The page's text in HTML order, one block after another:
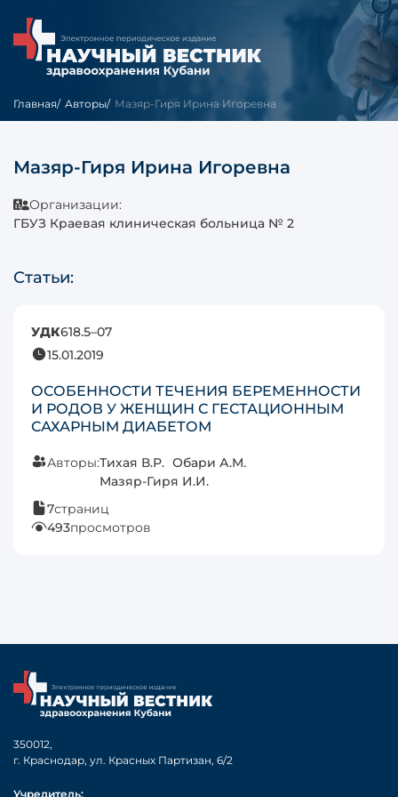
Главная Авторы Мазяр-Гиря Ирина Игоревна
Мазяр-Гиря Ирина Игоревна
Организации:
ГБУЗ Краевая клиническая больница № 2
Статьи:
УДК618.5–07
15.01.2019
ОСОБЕННОСТИ ТЕЧЕНИЯ БЕРЕМЕННОСТИ
И РОДОВ У ЖЕНЩИН С ГЕСТАЦИОННЫМ
САХАРНЫМ ДИАБЕТОМ
Авторы:Тихая В.Р. Обари А.М.
Мазяр-Гиря И.И.
7страниц
493просмотров
350012,
г. Краснодар, ул. Красных Партизан, 6/2
Учредитель: